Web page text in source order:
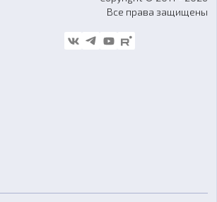
Все права защищены